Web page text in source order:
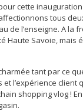
cette
tous
de l’enseigne. A la
Haute Savoie, mais
tant par ce
l’expérience
shopping vlog !